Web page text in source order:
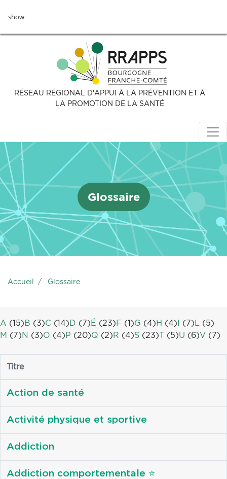
aushow
RÉSEAU RÉGIONAL D’APPUI À LA PRÉVENTION ET À
LA PROMOTION DE LA SANTÉ
Glossaire
Accueil Glossaire
A (15)B (3)C (14)D (7)É (23)F (1)G (4)H (4)I (7)L (5)
M (7)N (3)O (4)P (20)Q (2)R (4)S (23)T (5)U (6)V (7)
Titre
Action de santé
Activité physique et sportive
Addiction
Addiction comportementale ⭐